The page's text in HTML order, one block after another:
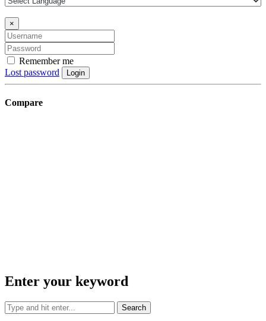
×
Remember me
Lost password
Login
Compare
Enter your keyword
Search